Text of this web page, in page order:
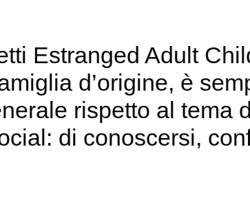
Estranged Adult
d’origine, è
rispetto al tema
di conoscersi,